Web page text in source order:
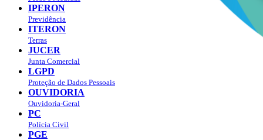
IPERON
Previdência
ITERON
Terras
JUCER
Junta Comercial
LGPD
Proteção de Dados Pessoais
OUVIDORIA
Ouvidoria-Geral
PC
Polícia Civil
PGE